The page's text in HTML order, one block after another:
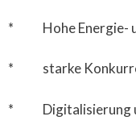
* Hohe Energie-
* starke
* Digitalisierung